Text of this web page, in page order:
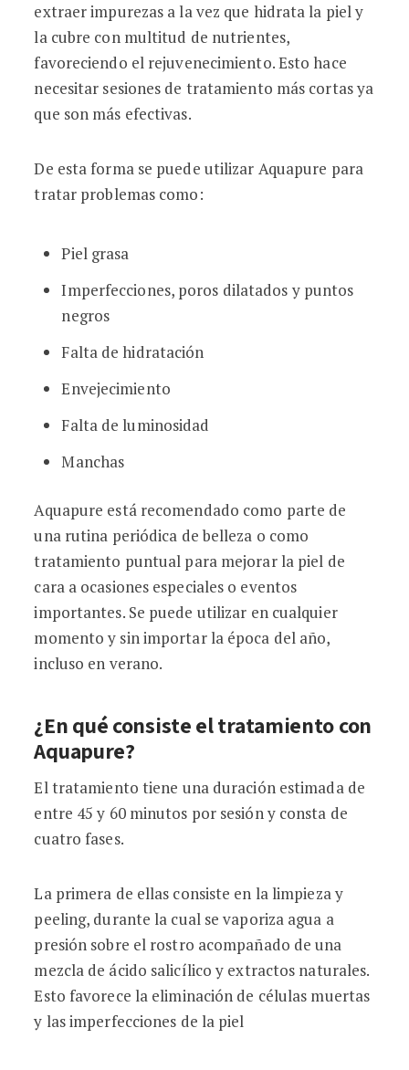
extraer impurezas a la vez que hidrata la piel y
la cubre con multitud de nutrientes,
favoreciendo el rejuvenecimiento. Esto hace
necesitar sesiones de tratamiento más cortas ya
que son más efectivas.
De esta forma se puede utilizar Aquapure para
tratar problemas como:
Piel grasa
Imperfecciones, poros dilatados y puntos
negros
Falta de hidratación
Envejecimiento
Falta de luminosidad
Manchas
Aquapure está recomendado como parte de
una rutina periódica de belleza o como
tratamiento puntual para mejorar la piel de
cara a ocasiones especiales o eventos
importantes. Se puede utilizar en cualquier
momento y sin importar la época del año,
incluso en verano.
¿En qué consiste el tratamiento con
Aquapure?
El tratamiento tiene una duración estimada de
entre 45 y 60 minutos por sesión y consta de
cuatro fases.
La primera de ellas consiste en la limpieza y
peeling, durante la cual se vaporiza agua a
presión sobre el rostro acompañado de una
mezcla de ácido salicílico y extractos naturales.
Esto favorece la eliminación de células muertas
y las imperfecciones de la piel